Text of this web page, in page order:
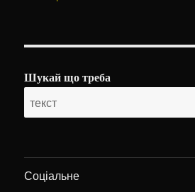
Шукай що треба
Соціальне